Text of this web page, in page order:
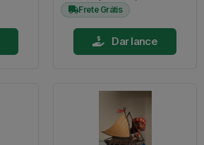
Frete Grátis
Dar lance